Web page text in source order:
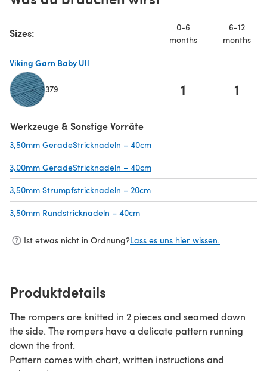
Sizes:
0-6
months
6-12
months
Viking Garn Baby Ull
379 1 1
Werkzeuge & Sonstige Vorräte
3,50mm GeradeStricknadeln – 40cm
3,00mm GeradeStricknadeln – 40cm
3,50mm Strumpfstricknadeln – 20cm
3,50mm Rundstricknadeln – 40cm
Ist etwas nicht in Ordnung?Lass es uns hier wissen.
Produktdetails
The rompers are knitted in 2 pieces and seamed down
the side. The rompers have a delicate pattern running
down the front.
Pattern comes with chart, written instructions and